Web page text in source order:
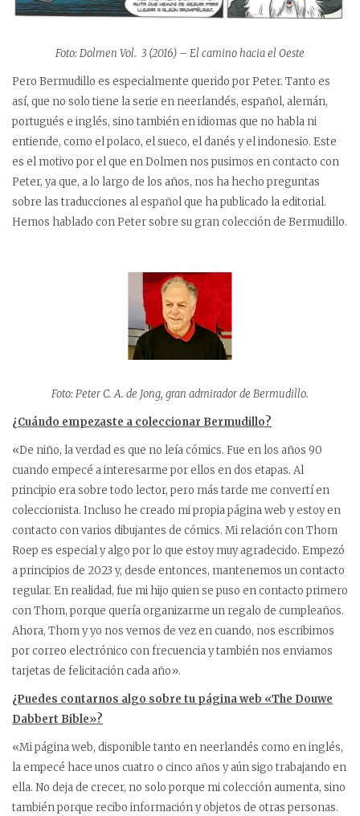
Foto: Dolmen Vol. 3 (2016) – El camino hacia el Oeste
Pero Bermudillo es especialmente querido por Peter. Tanto es
así, que no solo tiene la serie en neerlandés, español, alemán,
portugués e inglés, sino también en idiomas que no habla ni
entiende, como el polaco, el sueco, el danés y el indonesio. Este
es el motivo por el que en Dolmen nos pusimos en contacto con
Peter, ya que, a lo largo de los años, nos ha hecho preguntas
sobre las traducciones al español que ha publicado la editorial.
Hemos hablado con Peter sobre su gran colección de Bermudillo.
Foto: Peter C. A. de Jong, gran admirador de Bermudillo.
¿Cuándo empezaste a coleccionar Bermudillo?
«De niño, la verdad es que no leía cómics. Fue en los años 90
cuando empecé a interesarme por ellos en dos etapas. Al
principio era sobre todo lector, pero más tarde me convertí en
coleccionista. Incluso he creado mi propia página web y estoy en
contacto con varios dibujantes de cómics. Mi relación con Thom
Roep es especial y algo por lo que estoy muy agradecido. Empezó
a principios de 2023 y, desde entonces, mantenemos un contacto
regular. En realidad, fue mi hijo quien se puso en contacto primero
con Thom, porque quería organizarme un regalo de cumpleaños.
Ahora, Thom y yo nos vemos de vez en cuando, nos escribimos
por correo electrónico con frecuencia y también nos enviamos
tarjetas de felicitación cada año».
¿Puedes contarnos algo sobre tu página web «The Douwe
Dabbert Bible»?
«Mi página web, disponible tanto en neerlandés como en inglés,
la empecé hace unos cuatro o cinco años y aún sigo trabajando en
ella. No deja de crecer, no solo porque mi colección aumenta, sino
también porque recibo información y objetos de otras personas.